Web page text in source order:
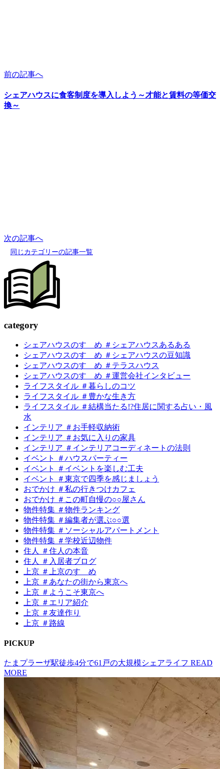
前の記事へ
シェアハウスに食客制度を導入しよう～才能と賃料の等価交
換～
次の記事へ
同じカテゴリーの記事一覧
category
シェアハウスのすゝめ ＃シェアハウスあるある
シェアハウスのすゝめ ＃シェアハウスの豆知識
シェアハウスのすゝめ ＃テラスハウス
シェアハウスのすゝめ ＃運営会社インタビュー
ライフスタイル ＃暮らしのコツ
ライフスタイル ＃豊かな生き方
ライフスタイル ＃結構当たる!?住居に関する占い・風
水
インテリア ＃お手軽収納術
インテリア ＃お気に入りの家具
インテリア ＃インテリアコーディネートの法則
イベント ＃ハウスパーティー
イベント ＃イベントを楽しむ工夫
イベント ＃東京で四季を感じましょう
おでかけ ＃私の行きつけカフェ
おでかけ ＃この町自慢の○○屋さん
物件特集 ＃物件ランキング
物件特集 ＃編集者が選ぶ○○選
物件特集 ＃ソーシャルアパートメント
物件特集 ＃学校近辺物件
住人 ＃住人の本音
住人 ＃入居者ブログ
上京 ＃上京のすゝめ
上京 ＃あなたの街から東京へ
上京 ＃ようこそ東京へ
上京 ＃エリア紹介
上京 ＃友達作り
上京 ＃路線
PICKUP
たまプラーザ駅徒歩4分で61戸の大規模シェアライフ READ
MORE